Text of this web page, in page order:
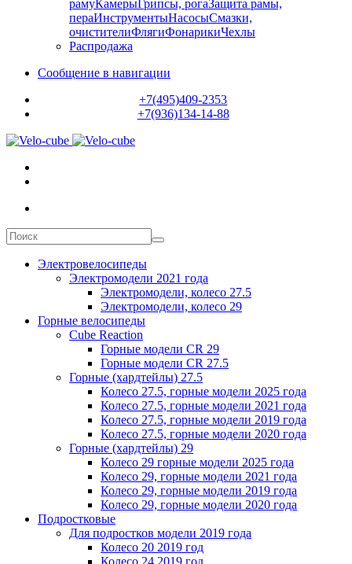
рамуКамерыГрипсы, рогаЗащита рамы,
пераИнструментыНасосыСмазки,
очистителиФлягиФонарикиЧехлы
Распродажа
Сообщение в навигации
+7(495)409-2353
+7(936)134-14-88
Электровелосипеды
Электромодели 2021 года
Электромодели, колесо 27.5
Электромодели, колесо 29
Горные велосипеды
Cube Reaction
Горные модели CR 29
Горные модели CR 27.5
Горные (хардтейлы) 27.5
Колесо 27.5, горные модели 2025 года
Колесо 27.5, горные модели 2021 года
Колесо 27.5, горные модели 2019 года
Колесо 27.5, горные модели 2020 года
Горные (хардтейлы) 29
Колесо 29 горные модели 2025 года
Колесо 29, горные модели 2021 года
Колесо 29, горные модели 2019 года
Колесо 29, горные модели 2020 года
Подростковые
Для подростков модели 2019 года
Колесо 20 2019 год
Колесо 24 2019 год